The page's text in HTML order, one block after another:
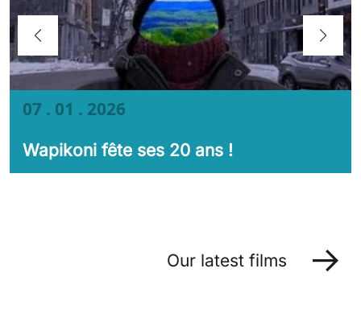
07 . 01 . 2026
Wapikoni fête ses 20 ans !
Our latest films